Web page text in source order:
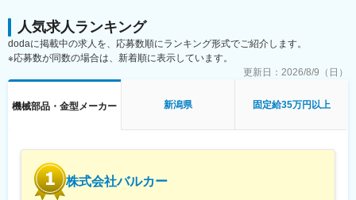
■当社の魅力：
工作機械業界の世界シェアトップクラスのプライム上場上場企業
です。工程集約／自動化／DX／GX需要を追い風に事業を拡大
動車、半導体、医療、家電など多くの産業に必要不可欠な存在で
・平均年収903万円／有給休暇取得平均18.9日
・平均勤続年数17年超、平均年齢40.5歳、離職率（自己都合）
人気求人ランキング
dodaに掲載中の求人を、応募数順にランキング形式でご紹介します。
※応募数が同数の場合は、新着順に表示しています。
更新日： 2026/8/9（日）
機械部品・金型メーカー 新潟県 固定給35万円以上
株式会社バルカー